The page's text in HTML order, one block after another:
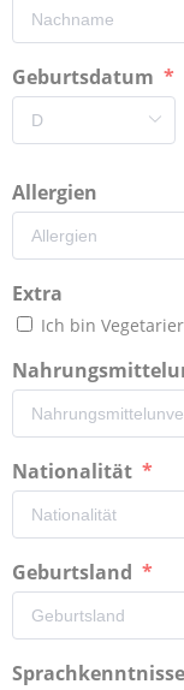
Geburtsdatum
Allergien
Extra
Ich bin
Nationalität
Geburtsland